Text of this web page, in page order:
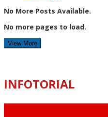
No More Posts Available.
No more pages to load.
View More
INFOTORIAL